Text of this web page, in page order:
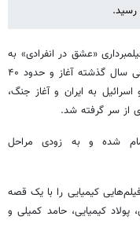
رسید.
«عشق در انفرادی» به
کارگردانی مسعود کیمیایی و تهیه‌کنندگی علی اوجی سال گذشته آغاز و حدود ۴۰
به ایران و آغاز جنگ،
از سر گرفته شد.
تمام شده و به زودی مراحل
کیمیایی را با یک قصه
پولاد کیمیایی، حامد کمیلی و